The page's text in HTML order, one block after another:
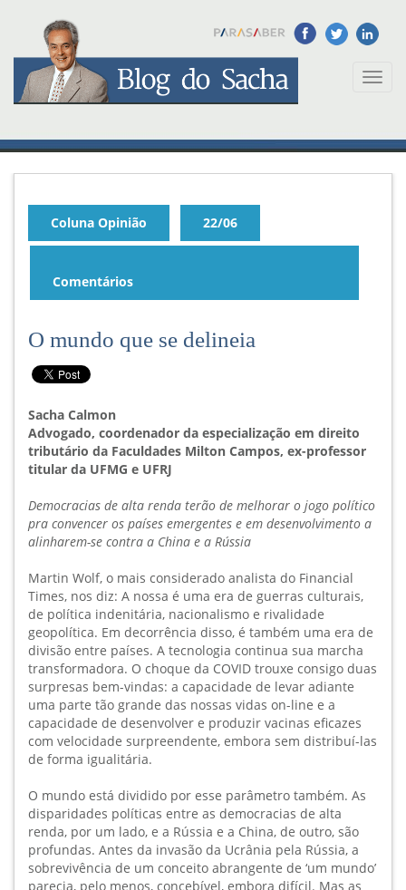
Toggle
Coluna Opinião 22/06
Comentários
O mundo que se delineia
Sacha Calmon
Advogado, coordenador da especialização em direito
tributário da Faculdades Milton Campos, ex-professor
titular da UFMG e UFRJ
Democracias de alta renda terão de melhorar o jogo político
pra convencer os países emergentes e em desenvolvimento a
alinharem-se contra a China e a Rússia
Martin Wolf, o mais considerado analista do Financial
Times, nos diz: A nossa é uma era de guerras culturais,
de política indenitária, nacionalismo e rivalidade
geopolítica. Em decorrência disso, é também uma era de
divisão entre países. A tecnologia continua sua marcha
transformadora. O choque da COVID trouxe consigo duas
surpresas bem-vindas: a capacidade de levar adiante
uma parte tão grande das nossas vidas on-line e a
capacidade de desenvolver e produzir vacinas eficazes
com velocidade surpreendente, embora sem distribuí-las
de forma igualitária.
O mundo está dividido por esse parâmetro também. As
disparidades políticas entre as democracias de alta
renda, por um lado, e a Rússia e a China, de outro, são
profundas. Antes da invasão da Ucrânia pela Rússia, a
sobrevivência de um conceito abrangente de ‘um mundo’
parecia, pelo menos, concebível, embora difícil. Mas as